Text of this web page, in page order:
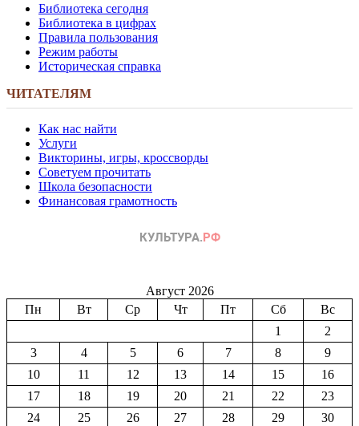
Библиотека сегодня
Библиотека в цифрах
Правила пользования
Режим работы
Историческая справка
ЧИТАТЕЛЯМ
Как нас найти
Услуги
Викторины, игры, кроссворды
Советуем прочитать
Школа безопасности
Финансовая грамотность
Август 2026
Пн
Вт Ср Чт Пт Сб
Вс
1
2
3
4 5 6 7 8
9
10
11 12 13 14 15
16
17
18 19 20 21 22
23
24
25 26 27 28 29
30